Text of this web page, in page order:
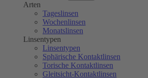
Arten
Tageslinsen
Wochenlinsen
Monatslinsen
Linsentypen
Linsentypen
Sphärische Kontaktlinsen
Torische Kontaktlinsen
Gleitsicht-Kontaktlinsen